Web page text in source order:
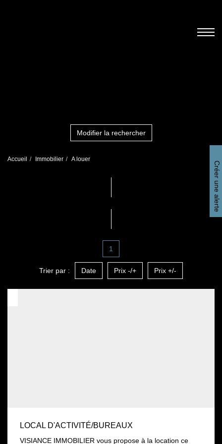
Modifier la rechercher
Accueil Immobilier A louer
Créer une alerte
1
Trier par : Date Prix -/+ Prix +/-
LOCAL D'ACTIVITÉ/BUREAUX
VISIANCE IMMOBILIER vous propose à la location ce